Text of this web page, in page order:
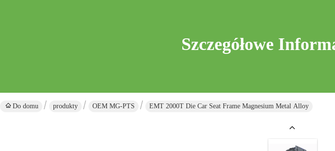
Szczegółowe
Do domu produkty OEM MG-PTS EMT 2000T Die Car Seat Frame Magnesium Metal Alloy